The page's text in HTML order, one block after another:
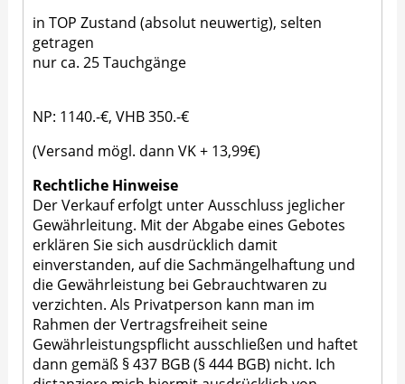
in TOP Zustand (absolut neuwertig), selten
getragen
nur ca. 25 Tauchgänge
NP: 1140.-€, VHB 350.-€
(Versand mögl. dann VK + 13,99€)
Rechtliche Hinweise
Der Verkauf erfolgt unter Ausschluss jeglicher
Gewährleitung. Mit der Abgabe eines Gebotes
erklären Sie sich ausdrücklich damit
einverstanden, auf die Sachmängelhaftung und
die Gewährleistung bei Gebrauchtwaren zu
verzichten. Als Privatperson kann man im
Rahmen der Vertragsfreiheit seine
Gewährleistungspflicht ausschließen und haftet
dann gemäß § 437 BGB (§ 444 BGB) nicht. Ich